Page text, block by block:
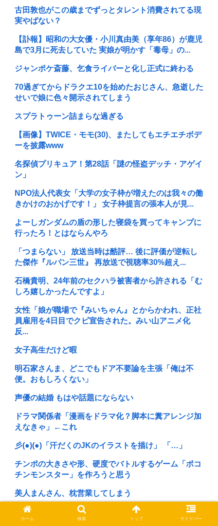
古田敦也がこの歳までずっとタレント消費されてる現
実やばない？
【訃報】昭和の大女優・小川真由美（享年86）が鹿児
島で3月に死去していた 実娘が明かす「毒母」の...
ジャンポケ斎藤、乞食ライバーと化し正式に終わる
70過ぎてからドラクエ10を始めたおじさん、急逝した
せいで娘に色々開示されてしまう
スプラトゥーン詰まらな過ぎる
【画像】TWICE・モモ(30)、またしてもエチエチボデ
ーを披露www
名探偵プリキュア！第28話「謎の怪盗デッチ・アゲイ
ン」
NPO法人代表女「大学の女子枠が増えたのは我々の働
きかけのおかげです！」 女子枠提言の張本人が見...
よーしガンダムの盾の形した寝袋を買ってキャンプに
行ったろ！とはならんやろ
「つまらない」 放送当時は酷評… 後に評価が逆転し
た傑作『ルパン三世』 再放送で視聴率30%超え...
石橋貴明、24年前のセクハラ被害者から許される「む
しろ嬉しかったんですよ」
女性「娘が職場で『みいちゃん』とからかわれ、正社
員雇用を4日目でクビ宣告された。みい山アニメ化
反...
女子高生だけど暇
明石家さんま、どこでもドア不要論を主張「俺は不
便。おもしろくない」
声優の結婚 もはや話題にならない
ドラマ関係者「漫画をドラマ化？脚本に糞アレンジ加
えなきゃ」←これ
彡(●)(●)「汗だくのJKのイラストを描け」 「…」
チンポの大きさや形、硬度でバトルするゲーム「ポコ
チンモンスター」を作ろうと思う
美人まんさん、枕営業してしまう
大学生ワイ、株で大儲けwww
ホーム 検索 トップ サイドバー